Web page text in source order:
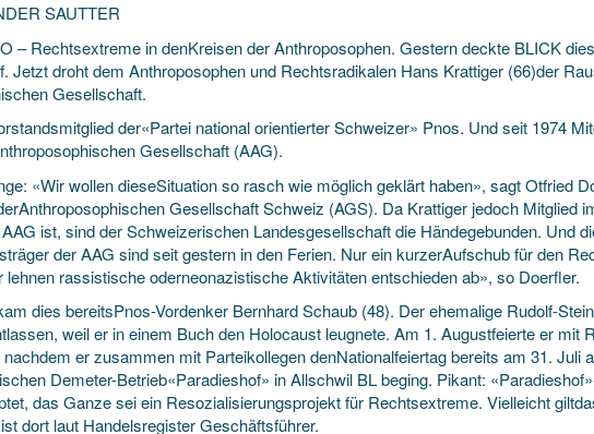
SAUTTER
– Rechtsextreme in denKreisen der Anthroposophen. Gestern deckte BLICK
Jetzt droht dem Anthroposophen und Rechtsradikalen Hans Krattiger (66)der
Gesellschaft.
der«Partei national orientierter Schweizer» Pnos. Und seit 1974
Gesellschaft (AAG).
«Wir wollen dieseSituation so rasch wie möglich geklärt haben», sagt Otfried
Gesellschaft Schweiz (AGS). Da Krattiger jedoch Mitglied
ist, sind der Schweizerischen Landesgesellschaft die Händegebunden. Und
der AAG sind seit gestern in den Ferien. Nur ein kurzerAufschub für den
lehnen rassistische oderneonazistische Aktivitäten entschieden ab», so Doerfler.
dies bereitsPnos-Vordenker Bernhard Schaub (48). Der ehemalige Rudolf-
weil er in einem Buch den Holocaust leugnete. Am 1. Augustfeierte er mit
er zusammen mit Parteikollegen denNationalfeiertag bereits am 31. Juli
Demeter-Betrieb«Paradieshof» in Allschwil BL beging. Pikant:
das Ganze sei ein Resozialisierungsprojekt für Rechtsextreme. Vielleicht
dort laut Handelsregister Geschäftsführer.